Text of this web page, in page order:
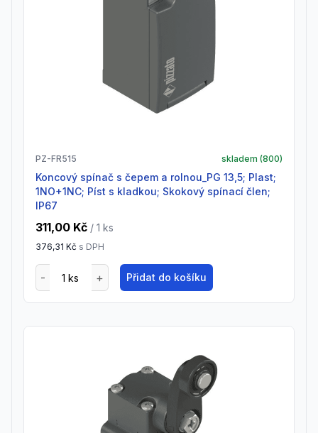
PZ-FR515 skladem (800)
Koncový spínač s čepem a rolnou_PG 13,5; Plast;
1NO+1NC; Píst s kladkou; Skokový spínací člen;
IP67
311,00 Kč / 1 ks
376,31 Kč s DPH
Přidat do košíku